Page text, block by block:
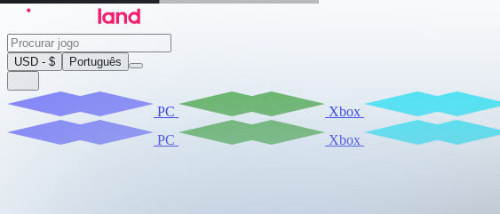
USD - $ Português
PC Xbox
PC
Xbox